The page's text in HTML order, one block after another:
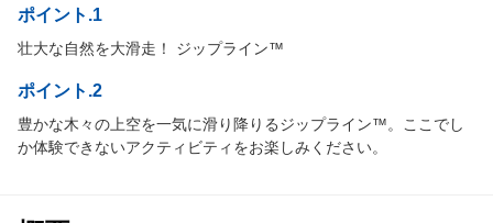
ポイント.1
壮大な自然を大滑走！ ジップライン™
ポイント.2
豊かな木々の上空を一気に滑り降りるジップライン™。ここでし
か体験できないアクティビティをお楽しみください。